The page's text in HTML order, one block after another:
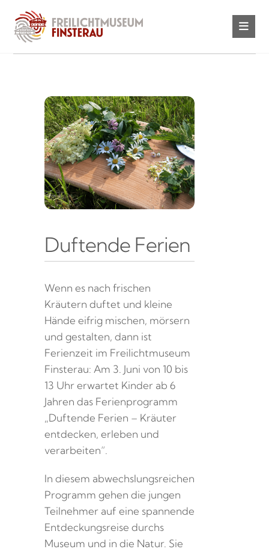
Duftende Ferien
Wenn es nach frischen
Kräutern duftet und kleine
Hände eifrig mischen, mörsern
und gestalten, dann ist
Ferienzeit im Freilichtmuseum
Finsterau: Am 3. Juni von 10 bis
13 Uhr erwartet Kinder ab 6
Jahren das Ferienprogramm
„Duftende Ferien – Kräuter
entdecken, erleben und
verarbeiten“.
In diesem abwechslungsreichen
Programm gehen die jungen
Teilnehmer auf eine spannende
Entdeckungsreise durchs
Museum und in die Natur. Sie